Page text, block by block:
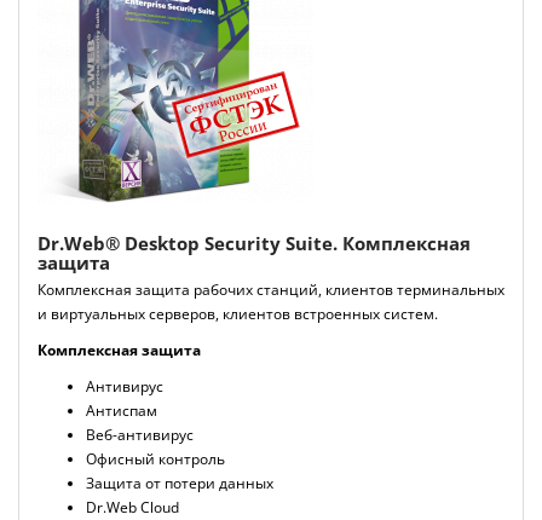
Dr.Web® Desktop Security Suite. Комплексная
защита
Комплексная защита рабочих станций, клиентов терминальных
и виртуальных серверов, клиентов встроенных систем.
Комплексная защита
Антивирус
Антиспам
Веб-антивирус
Офисный контроль
Защита от потери данных
Dr.Web Cloud